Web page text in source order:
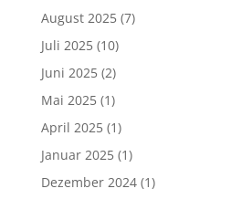
August 2025(7)
Juli 2025(10)
Juni 2025(2)
Mai 2025(1)
April 2025(1)
Januar 2025(1)
Dezember 2024(1)